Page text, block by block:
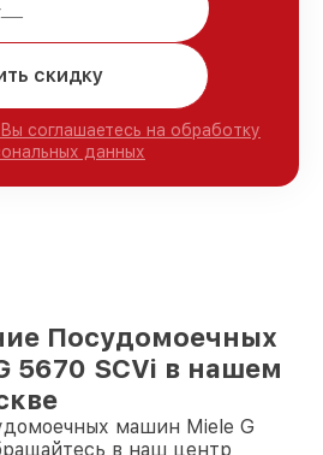
скидку
соглашаетесь на обработку
данных
Посудомоечных
5670 SCVi в нашем
машин Miele G
в наш центр